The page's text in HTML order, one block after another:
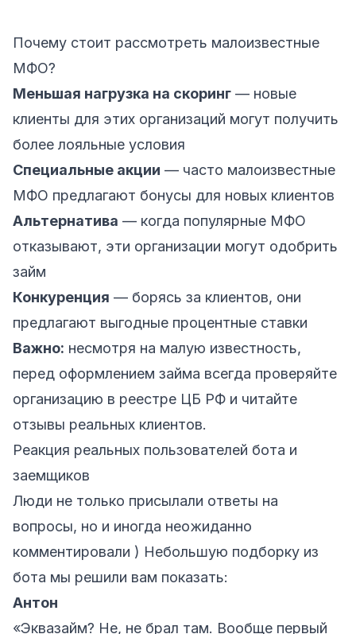
Почему стоит рассмотреть малоизвестные
МФО?
Меньшая нагрузка на скоринг — новые
клиенты для этих организаций могут получить
более лояльные условия
Специальные акции — часто малоизвестные
МФО предлагают бонусы для новых клиентов
Альтернатива — когда популярные МФО
отказывают, эти организации могут одобрить
займ
Конкуренция — борясь за клиентов, они
предлагают выгодные процентные ставки
Важно: несмотря на малую известность,
перед оформлением займа всегда проверяйте
организацию в реестре ЦБ РФ и читайте
отзывы реальных клиентов.
Реакция реальных пользователей бота и
заемщиков
Люди не только присылали ответы на
вопросы, но и иногда неожиданно
комментировали ) Небольшую подборку из
бота мы решили вам показать:
Антон
«Эквазайм? Не, не брал там. Вообще первый